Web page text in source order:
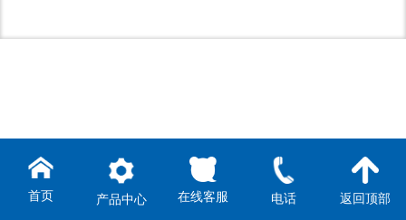
首页 产品中心 在线客服 电话 返回顶部